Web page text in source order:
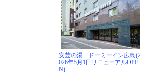
安芸の湯 ドーミーイン広島(2
026年5月1日リニューアルOPE
N)